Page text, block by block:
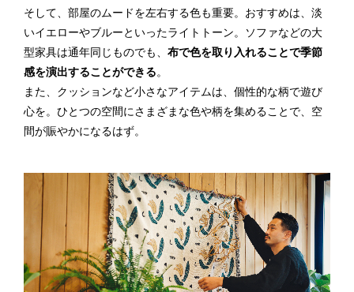
そして、部屋のムードを左右する色も重要。おすすめは、淡
いイエローやブルーといったライトトーン。ソファなどの大
型家具は通年同じものでも、 布で色を取り入れることで季節
感を演出することができる。
また、クッションなど小さなアイテムは、個性的な柄で遊び
心を。ひとつの空間にさまざまな色や柄を集めることで、空
間が賑やかになるはず。